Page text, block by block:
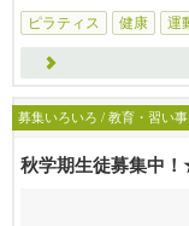
ピラティス
健康 運
募集いろいろ / 教育・習い事
秋学期生徒募集中